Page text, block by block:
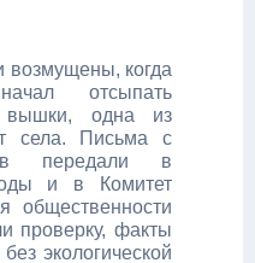
возмущены, когда
отсыпать
вышки, одна из
села. Письма с
передали в
и в Комитет
общественности
проверку, факты
экологической